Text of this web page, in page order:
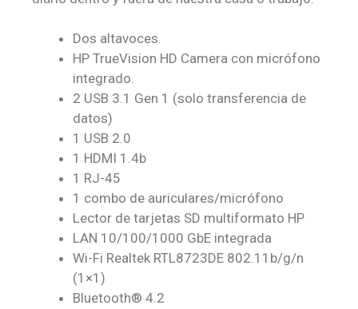
Dos altavoces.
HP TrueVision HD Camera con micrófono
integrado.
2 USB 3.1 Gen 1 (solo transferencia de
datos)
1 USB 2.0
1 HDMI 1.4b
1 RJ-45
1 combo de auriculares/micrófono
Lector de tarjetas SD multiformato HP
LAN 10/100/1000 GbE integrada
Wi-Fi Realtek RTL8723DE 802.11b/g/n
(1×1)
Bluetooth® 4.2